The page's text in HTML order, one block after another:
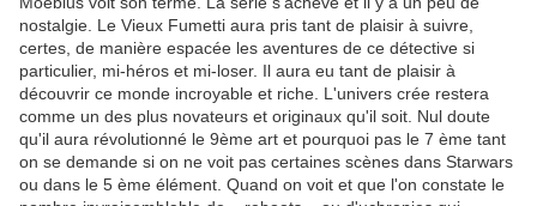
nostalgie. Le Vieux Fumetti aura pris tant de plaisir à suivre,
certes, de manière espacée les aventures de ce détective si
particulier, mi-héros et mi-loser. Il aura eu tant de plaisir à
découvrir ce monde incroyable et riche. L'univers crée restera
comme un des plus novateurs et originaux qu'il soit. Nul doute
qu'il aura révolutionné le 9ème art et pourquoi pas le 7 ème tant
on se demande si on ne voit pas certaines scènes dans Starwars
ou dans le 5 ème élément. Quand on voit et que l'on constate le